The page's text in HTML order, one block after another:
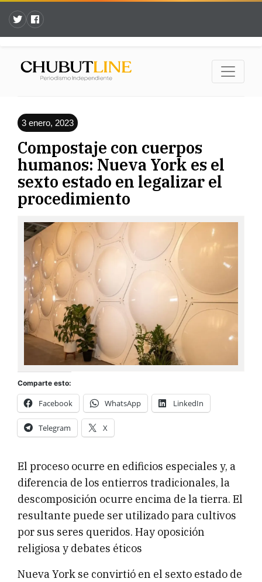
3 enero, 2023
Compostaje con cuerpos
humanos: Nueva York es el
sexto estado en legalizar el
procedimiento
Comparte esto:
Facebook WhatsApp LinkedIn
Telegram X
El proceso ocurre en edificios especiales y, a
diferencia de los entierros tradicionales, la
descomposición ocurre encima de la tierra. El
resultante puede ser utilizado para cultivos
por sus seres queridos. Hay oposición
religiosa y debates éticos
Nueva York se convirtió en el sexto estado de